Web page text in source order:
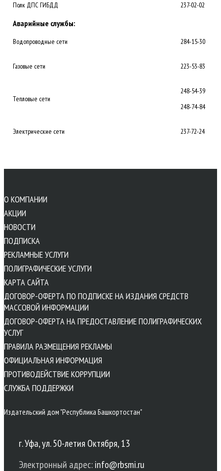
Полк ДПС ГИБДД 237-02-02
Аварийные службы:
Водопроводные сети 284-15-30
Газовые сети 223-53-83
Тепловые сети
248-54-39
248-74-84
Электрические сети 237-72-24
О КОМПАНИИ
АКЦИИ
НОВОСТИ
ПОДПИСКА
РЕКЛАМНЫЕ УСЛУГИ
ПОЛИГРАФИЧЕСКИЕ УСЛУГИ
КАРТА САЙТА
ДОГОВОР-ОФЕРТА ПО ПОДПИСКЕ НА ИЗДАНИЯ СРЕДСТВ
МАССОВОЙ ИНФОРМАЦИИ
ДОГОВОР-ОФЕРТА НА ПРЕДОСТАВЛЕНИЕ ПОЛИГРАФИЧЕСКИХ
УСЛУГ
ПРАВИЛА РАЗМЕЩЕНИЯ РЕКЛАМЫ
ОФИЦИАЛЬНАЯ ИНФОРМАЦИЯ
ПРОТИВОДЕЙСТВИЕ КОРРУПЦИИ
CЛУЖБА ПОДДЕРЖКИ
Издательский дом "Республика Башкортостан"
г. Уфа, ул. 50-летия Октября, 13
Электронный адрес:info@rbsmi.ru